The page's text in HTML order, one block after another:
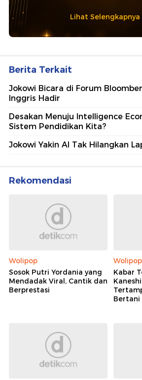
Lihat Selengkapnya
Berita Terkait
Jokowi Bicara di Forum
Inggris Hadir
Desakan Menuju Intelligence
Sistem Pendidikan Kita?
Jokowi Yakin AI Tak Hilangkan
Rekomendasi
Wolipop
Sosok Putri Yordania yang
Mendadak Viral, Cantik dan
Berprestasi
Wolipop
Kabar
Bertani